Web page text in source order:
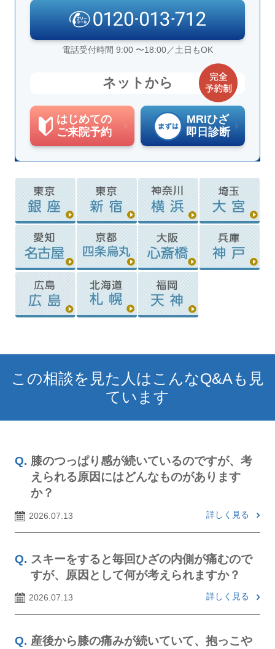
電話受付時間 9:00 〜18:00／土日もOK
ネットから
はじめての
ご来院予約
MRIひざ
即日診断
この相談を見た人はこんなQ&Aも見
ています
膝のつっぱり感が続いているのですが、考
えられる原因にはどんなものがあります
か？
2026.07.13 詳しく見る
スキーをすると毎回ひざの内側が痛むので
すが、原因として何が考えられますか？
2026.07.13 詳しく見る
産後から膝の痛みが続いていて、抱っこや